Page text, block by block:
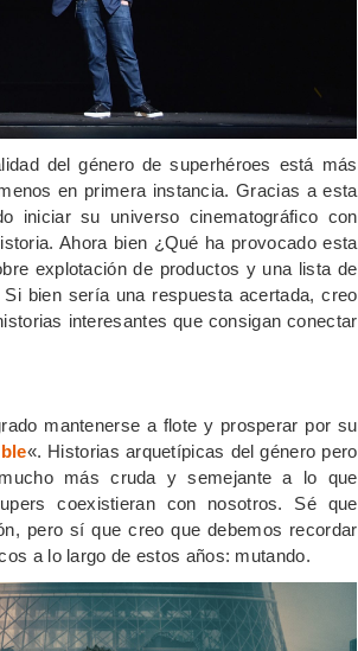
del género de superhéroes está más
en primera instancia. Gracias a esta
iniciar su universo cinematográfico con
Ahora bien ¿Qué ha provocado esta
explotación de productos y una lista de
bien sería una respuesta acertada, creo
interesantes que consigan conectar
mantenerse a flote y prosperar por su
«. Historias arquetípicas del género pero
más cruda y semejante a lo que
coexistieran con nosotros. Sé que
pero sí que creo que debemos recordar
a lo largo de estos años: mutando.